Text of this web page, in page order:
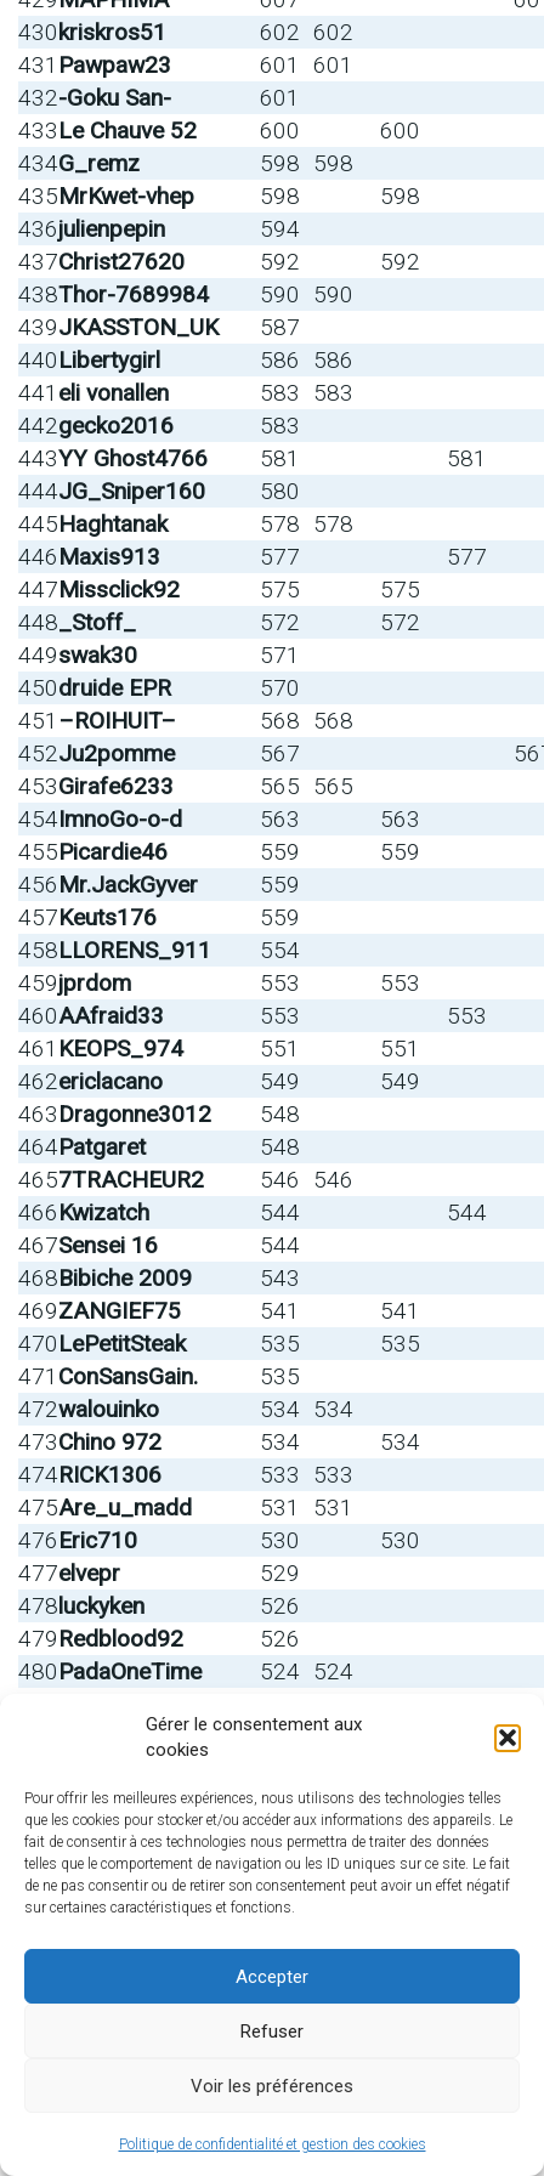
Gérer le consentement aux
cookies
Pour offrir les meilleures expériences, nous utilisons des technologies telles
que les cookies pour stocker et/ou accéder aux informations des appareils. Le
fait de consentir à ces technologies nous permettra de traiter des données
telles que le comportement de navigation ou les ID uniques sur ce site. Le fait
de ne pas consentir ou de retirer son consentement peut avoir un effet négatif
sur certaines caractéristiques et fonctions.
Accepter
Refuser
Voir les préférences
Politique de confidentialité et gestion des cookies
430kriskros51 602 602
431 Pawpaw23 601
601
432-Goku San-
601
433Le Chauve 52 600
600
434G_remz 598 598
435MrKwet-vhep 598
598
436julienpepin
594
437Christ27620 592
592
438Thor-7689984 590
590
439JKASSTON_UK
587
440Libertygirl 586
586
441 eli vonallen 583
583
442gecko2016
583
443YY Ghost4766 581
581
444JG_Sniper160
580
445Haghtanak 578 578
446Maxis913 577
577
447Missclick92 575
575
448_Stoff_ 572
572
449swak30
571
450druide EPR
570
451 –ROIHUIT– 568 568
452Ju2pomme 567
453Girafe6233 565 565
454ImnoGo-o-d 563
563
455Picardie46 559
559
456Mr.JackGyver
559
457Keuts176
559
458LLORENS_911
554
459jprdom 553
553
460AAfraid33 553
553
461 KEOPS_974 551
551
462ericlacano 549
549
463Dragonne3012
548
464Patgaret
548
4657TRACHEUR2 546
546
466Kwizatch 544
544
467Sensei 16
544
468Bibiche 2009
543
469ZANGIEF75 541
541
470LePetitSteak 535
535
471 ConSansGain.
535
472walouinko 534 534
473Chino 972 534
534
474RICK1306 533
533
475Are_u_madd 531
531
476Eric710 530
530
477elvepr
529
478luckyken
526
479Redblood92
526
480PadaOneTime 524 524
kiko Z750
524
484Rico 33 521
485Karedas3372
514
486 iacoman
512
487CandyCrush91 507
507
506
490Badmomo 505 505
505
Navigation
CLASSEMENT FREE HOLDEM MANCHE